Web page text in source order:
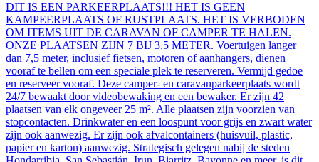
DIT IS EEN PARKEERPLAATS!!! HET IS GEEN
KAMPEERPLAATS OF RUSTPLAATS. HET IS VERBODEN
OM ITEMS UIT DE CARAVAN OF CAMPER TE HALEN.
ONZE PLAATSEN ZIJN 7 BIJ 3,5 METER. Voertuigen langer
dan 7,5 meter, inclusief fietsen, motoren of aanhangers, dienen
vooraf te bellen om een speciale plek te reserveren. Vermijd gedoe
en reserveer vooraf. Deze camper- en caravanparkeerplaats wordt
24/7 bewaakt door videobewaking en een bewaker. Er zijn 42
plaatsen van elk ongeveer 25 m². Alle plaatsen zijn voorzien van
stopcontacten. Drinkwater en een loospunt voor grijs en zwart water
zijn ook aanwezig. Er zijn ook afvalcontainers (huisvuil, plastic,
papier en karton) aanwezig. Strategisch gelegen nabij de steden